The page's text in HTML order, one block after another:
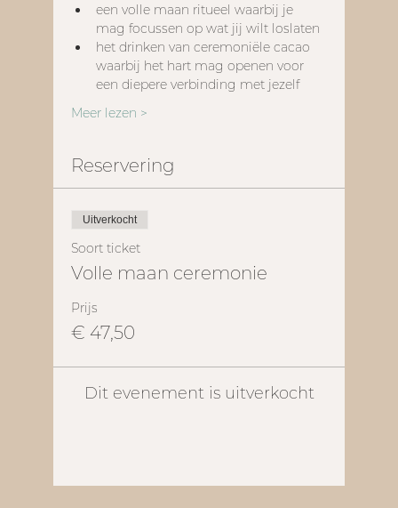
een volle maan ritueel waarbij je
mag focussen op wat jij wilt loslaten
het drinken van ceremoniële cacao
waarbij het hart mag openen voor
een diepere verbinding met jezelf
Meer lezen >
Reservering
Uitverkocht
Soort ticket
Volle maan ceremonie
Prijs
€ 47,50
Dit evenement is uitverkocht